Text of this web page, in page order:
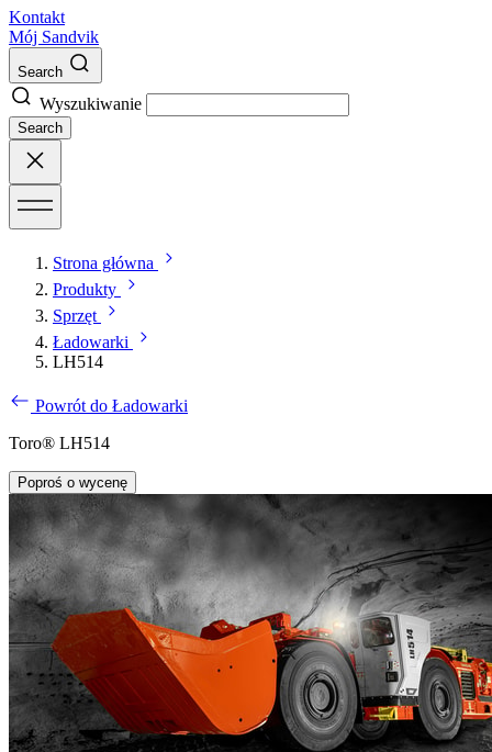
Kontakt
Mój Sandvik
Search
Wyszukiwanie
Search
Strona główna
Produkty
Sprzęt
Ładowarki
LH514
Powrót do Ładowarki
Toro® LH514
Poproś o wycenę